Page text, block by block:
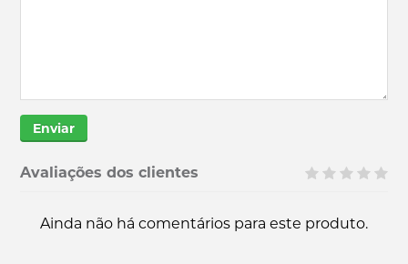
Enviar
Avaliações dos clientes
Ainda não há comentários para este produto.